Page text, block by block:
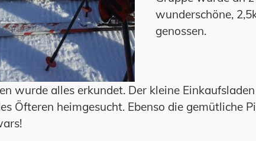
wunderschöne,
genossen.
wurde alles erkundet. Der kleine
Öfteren heimgesucht. Ebenso die gemütliche